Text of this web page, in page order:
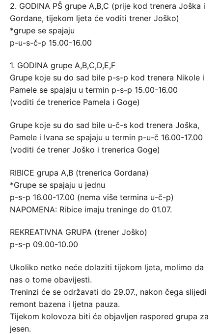
2. GODINA PŠ grupe A,B,C (prije kod trenera Joška i
Gordane, tijekom ljeta će voditi trener Joško)
*grupe se spajaju
p-u-s-č-p 15.00-16.00
1. GODINA grupe A,B,C,D,E,F
Grupe koje su do sad bile p-s-p kod trenera Nikole i
Pamele se spajaju u termin p-s-p 15.00-16.00
(voditi će trenerice Pamela i Goge)
Grupe koje su do sad bile u-č-s kod trenera Joška,
Pamele i Ivana se spajaju u termin p-u-č 16.00-17.00
(voditi će trener Joško i trenerica Goge)
RIBICE grupa A,B (trenerica Gordana)
*Grupe se spajaju u jednu
p-s-p 16.00-17.00 (nema više termina u-č-p)
NAPOMENA: Ribice imaju treninge do 01.07.
REKREATIVNA GRUPA (trener Joško)
p-s-p 09.00-10.00
Ukoliko netko neće dolaziti tijekom ljeta, molimo da
nas o tome obavijesti.
Treninzi će se održavati do 29.07., nakon čega slijedi
remont bazena i ljetna pauza.
Tijekom kolovoza biti će objavljen raspored grupa za
jesen.